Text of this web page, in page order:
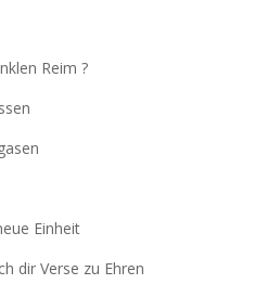
Reim ?
Einheit
dir Verse zu Ehren